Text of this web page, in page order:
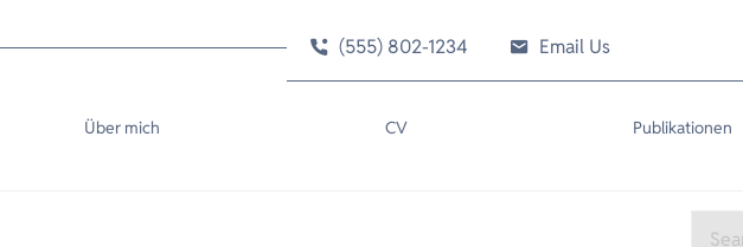
(555) 802-1234 Email Us
Über mich CV Publikationen
Search